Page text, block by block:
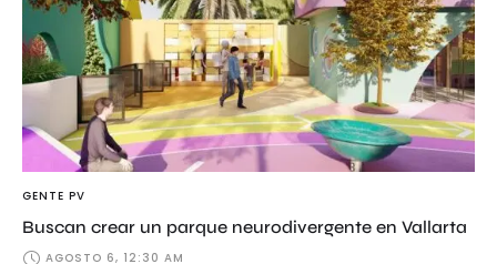
GENTE PV
Buscan crear un parque neurodivergente en Vallarta
AGOSTO 6, 12:30 AM